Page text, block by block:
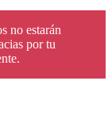
no estarán
por tu